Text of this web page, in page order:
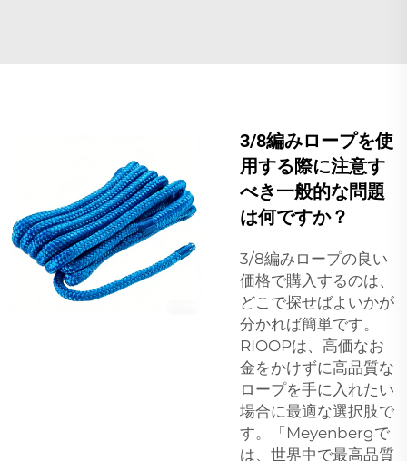
3/8編みロープを使
用する際に注意す
べき一般的な問題
は何ですか？
3/8編みロープの良い
価格で購入するのは、
どこで探せばよいかが
分かれば簡単です。
RIOOPは、高価なお
金をかけずに高品質な
ロープを手に入れたい
場合に最適な選択肢で
す。「Meyenbergで
は、世界中で最高品質